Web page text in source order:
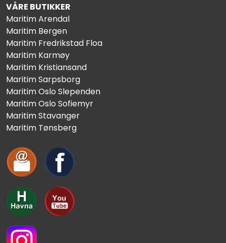
VÅRE BUTIKKER
Maritim Arendal
Maritim Bergen
Maritim Fredrikstad Floa
Maritim Karmøy
Maritim Kristiansand
Maritim Sarpsborg
Maritim Oslo Slependen
Maritim Oslo Sofiemyr
Maritim Stavanger
Maritim Tønsberg